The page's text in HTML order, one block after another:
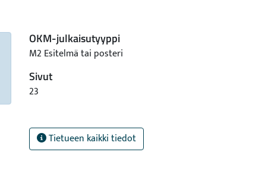
OKM-julkaisutyyppi
M2 Esitelmä tai posteri
Sivut
23
Tietueen kaikki tiedot